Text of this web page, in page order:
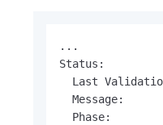
...
Status:
Last
Message:
Phase: